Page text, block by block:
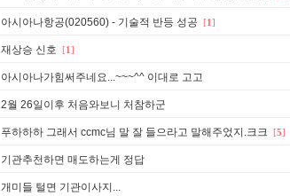
아시아나항공(020560) - 기술적 반등 성공 [1]
재상승 신호 [1]
아시아나가힘써주네요...~~~^^ 이대로 고고
2월 26일이후 처음와보니 처참하군
푸하하하 그래서 ccmc님 말 잘 들으라고 말해주었지.크크 [5]
기관추천하면 매도하는게 정답
개미들 털면 기관이사지...